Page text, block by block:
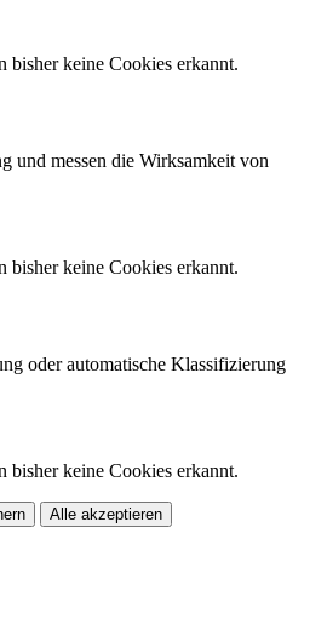
bisher keine Cookies erkannt.
und messen die Wirksamkeit von
bisher keine Cookies erkannt.
oder automatische Klassifizierung
bisher keine Cookies erkannt.
Alle akzeptieren